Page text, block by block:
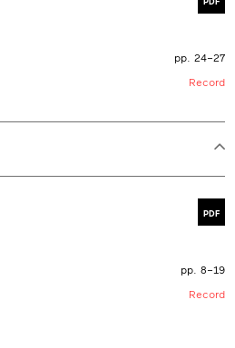
pp. 24–27
Record
PDF
pp. 8–19
Record